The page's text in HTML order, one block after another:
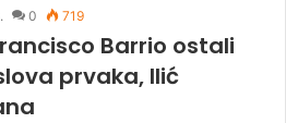
0 719
Barrio ostali
prvaka, Ilić